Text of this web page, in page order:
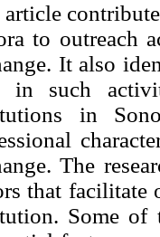
to outreach
It also
in such
in
The
that
Some of